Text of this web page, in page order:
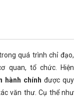
quá trình chỉ đạo,
quan, tổ chức. Hiện
hành chính được quy
văn thư. Cụ thể như